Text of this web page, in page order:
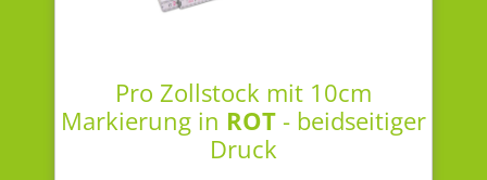
Pro Zollstock mit 10cm
Markierung in ROT- beidseitiger
Druck